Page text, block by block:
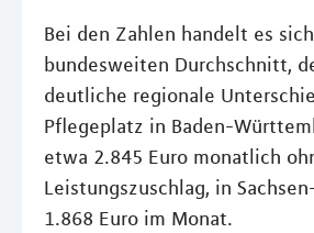
Bei den Zahlen handelt es
bundesweiten Durchschnitt,
deutliche regionale
Pflegeplatz in Baden-
etwa 2.845 Euro monatlich
Leistungszuschlag, in
1.868 Euro im Monat.